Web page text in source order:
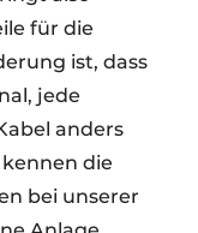
für die
ist, dass
jede
anders
die
bei unserer